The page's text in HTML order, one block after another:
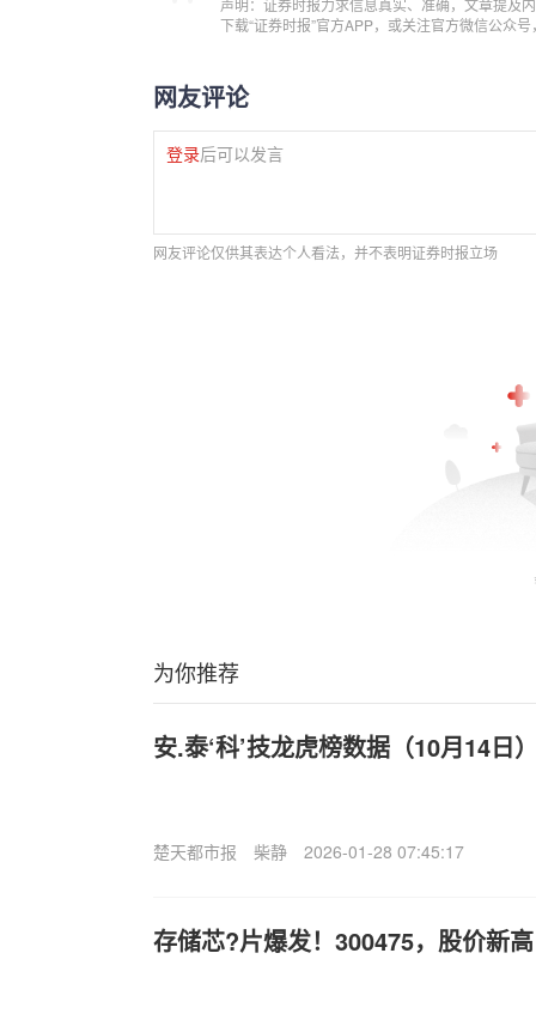
声明：证券时报力求信息真实、准确，文章提及
下载“证券时报”官方APP，或关注官方微信公众
网友评论
登录后可以发言
网友评论仅供其表达个人看法，并不表明证券时报立场
为你推荐
安.泰‘科’技龙虎榜数据（10月14日
楚天都市报 柴静 2026-01-28 07:45:17
存储芯?片爆发！300475，股价新高